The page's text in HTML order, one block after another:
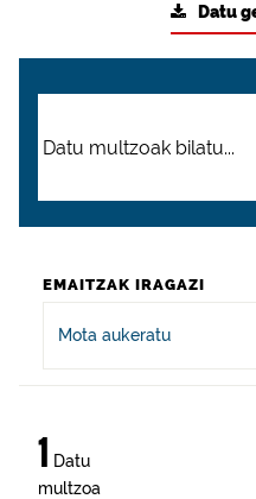
Datu
EMAITZAK IRAGAZI
Mota aukeratu
1 Datu
multzoa